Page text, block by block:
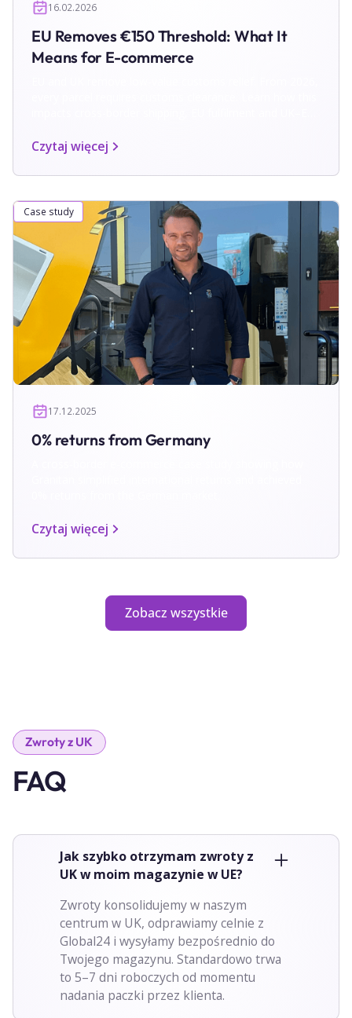
16.02.2026
EU Removes €150 Threshold: What It
Means for E-commerce
Czytaj więcej
Case study
17.12.2025
0% returns from Germany
Czytaj więcej
Zobacz wszystkie
Zwroty z UK
FAQ
Jak szybko otrzymam zwroty z
UK w moim magazynie w UE?
Zwroty konsolidujemy w naszym
centrum w UK, odprawiamy celnie z
Global24 i wysyłamy bezpośrednio do
Twojego magazynu. Standardowo trwa
to 5–7 dni roboczych od momentu
nadania paczki przez klienta.